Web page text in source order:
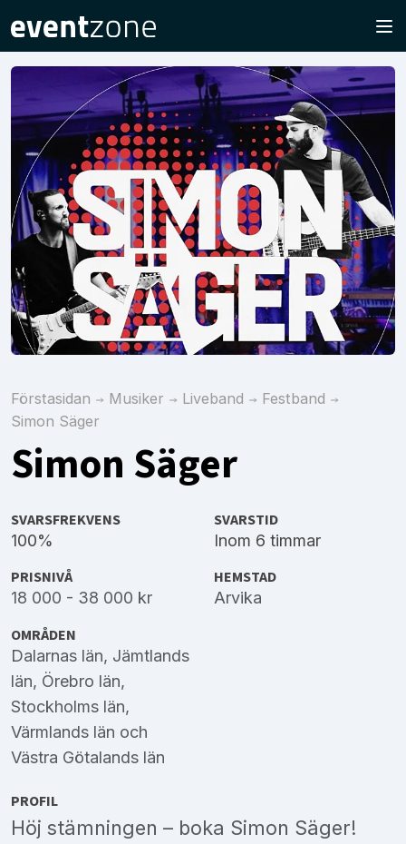
Förstasidan Musiker Liveband
Festband
Simon Säger
Simon Säger
SVARSFREKVENS
100%
SVARSTID
Inom 6 timmar
PRISNIVÅ
18 000 - 38 000 kr
HEMSTAD
Arvika
OMRÅDEN
Dalarnas län, Jämtlands
län, Örebro län,
Stockholms län,
Värmlands län och
Västra Götalands län
PROFIL
Höj stämningen – boka Simon Säger!